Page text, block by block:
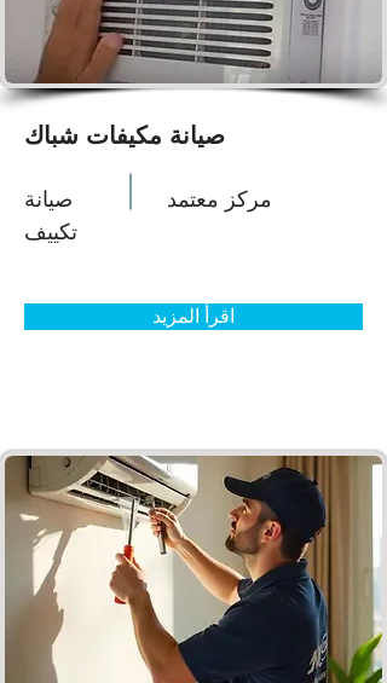
صيانة مكيفات شباك
صيانة
تكييف
مركز معتمد
اقرأ المزيد